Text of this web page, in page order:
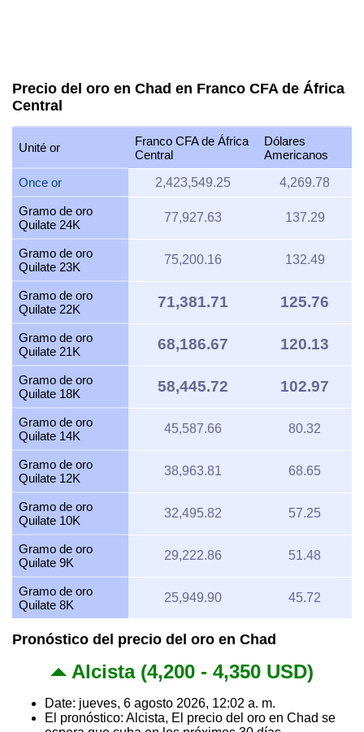
Precio del oro en Chad en Franco CFA de África
Central
Unité or
Franco CFA de África
Central
Dólares
Americanos
Once or
2,423,549.25 4,269.78
Gramo de oro
Quilate 24K
77,927.63 137.29
Gramo de oro
Quilate 23K
75,200.16 132.49
Gramo de oro
Quilate 22K
71,381.71 125.76
Gramo de oro
Quilate 21K
68,186.67 120.13
Gramo de oro
Quilate 18K
58,445.72 102.97
Gramo de oro
Quilate 14K
45,587.66 80.32
Gramo de oro
Quilate 12K
38,963.81 68.65
Gramo de oro
Quilate 10K
32,495.82 57.25
Gramo de oro
Quilate 9K
29,222.86 51.48
Gramo de oro
Quilate 8K
25,949.90 45.72
Pronóstico del precio del oro en Chad
Alcista (4,200 - 4,350 USD)
Date: jueves, 6 agosto 2026, 12:02 a. m.
El pronóstico: Alcista, El precio del oro en Chad se